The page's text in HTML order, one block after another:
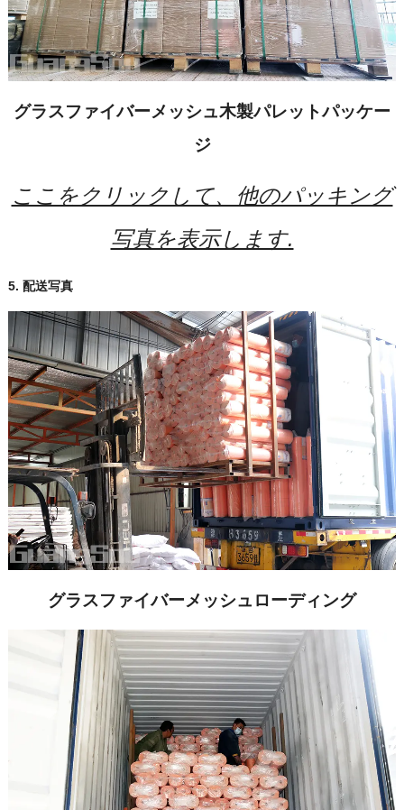
グラスファイバーメッシュ木製パレットパッケー
ジ
ここをクリックして、他のパッキング
写真を表示します.
5. 配送写真
グラスファイバーメッシュローディング